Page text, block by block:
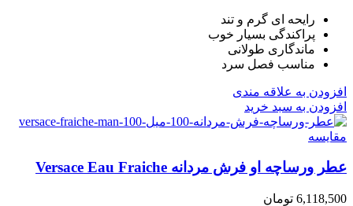
رایحه ای گرم و تند
پراکندگی بسیار خوب
ماندگاری طولانی
مناسب فصل سرد
افزودن به علاقه مندی
افزودن به سبد خرید
مقایسه
عطر ورساچه او فرش مردانه Versace Eau Fraiche
6,118,500 تومان